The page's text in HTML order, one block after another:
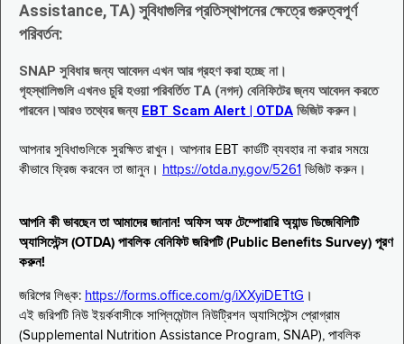
Assistance, TA) সুবিধাগুলির প্রতিস্থাপনের ক্ষেত্রে গুরুত্বপূর্ণ
পরিবর্তন:
SNAP সুবিধার জন্য আবেদন এখন আর গ্রহণ করা হচ্ছে না।
গৃহস্থালিগুলি এখনও চুরি হওয়া পরিবর্তিত TA (নগদ) বেনিফিটের জ্নয আবেদন করতে
পারবেন।আরও তথ্যের জন্য EBT Scam Alert | OTDA ভিজিট করুন।
আপনার সুবিধাগুলিকে সুরক্ষিত রাখুন। আপনার EBT কার্ডটি ব্যবহার না করার সময়ে
কীভাবে ফ্রিজ করবেন তা জানুন। https://otda.ny.gov/5261 ভিজিট করুন।
আপনি কী ভাবছেন তা আমাদের জানান! অফিস অফ টেম্পোরারি অ্যান্ড ডিজেবিলিটি
অ্যাসিস্টেন্স (OTDA) পাবলিক বেনিফিট জরিপটি (Public Benefits Survey) পূরণ
করুন!
জরিপের লিঙ্ক: https://forms.office.com/g/iXXyiDETtG ।
এই জরিপটি নিউ ইয়র্কবাসীকে সাপ্লিমেন্টাল নিউট্রিশন অ্যাসিস্টেন্স প্রোগ্রাম
(Supplemental Nutrition Assistance Program, SNAP), পাবলিক